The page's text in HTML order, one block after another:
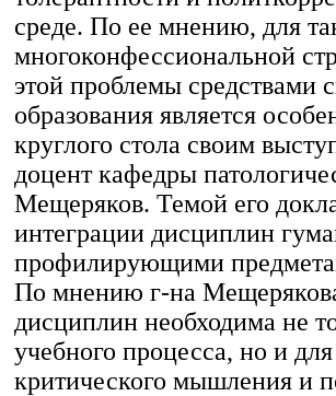
среде. По ее мнению, для
многоконфессиональной
этой проблемы средствами
образования является
круглого стола своим
доцент кафедры
Мещеряков. Темой его
интеграции дисциплин
профилирующими
По мнению г-на
дисциплин необходима не
учебного процесса, но и
критического мышления и